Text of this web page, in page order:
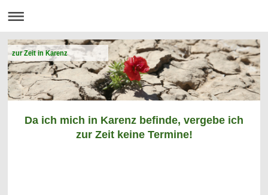
zur Zeit in Karenz
Da ich mich in Karenz befinde, vergebe ich
zur Zeit keine Termine!